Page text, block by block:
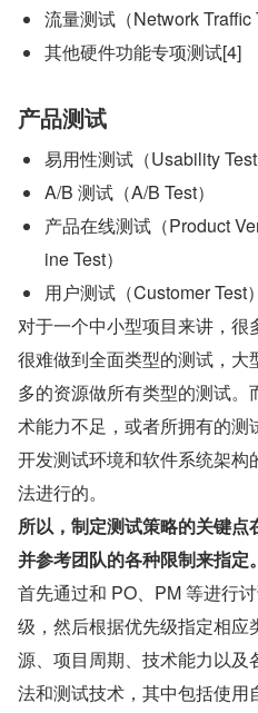
流量测试（Network Traffic
其他硬件功能专项测试[4]
产品测试
易用性测试（Usability Test
A/B 测试（A/B Test）
产品在线测试（Product
ine Test）
用户测试（Customer Test
对于一个中小型项目来讲，很
很难做到全面类型的测试，
多的资源做所有类型的测试
术能力不足，或者所拥有的测
开发测试环境和软件系统架
法进行的。
所以，制定测试策略的关键点
并参考团队的各种限制来指定。
首先通过和 PO、PM 等进行
级，然后根据优先级指定相
源、项目周期、技术能力以
法和测试技术，其中包括使